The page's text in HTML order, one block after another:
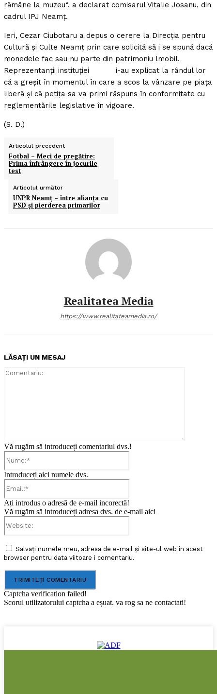
rămâne la muzeu“, a declarat comisarul Vitalie Josanu, din
cadrul IPJ Neamţ.
Ieri, Cezar Ciubotaru a depus o cerere la Direcţia pentru
Cultură şi Culte Neamţ prin care solicită să i se spună dacă
monedele fac sau nu parte din patrimoniu lmobil.
Reprezentanţii instituţiei i-au explicat la rândul lor
că a greşit în momentul în care a scos la vânzare pe piaţa
liberă şi că petiţa sa va primi răspuns în conformitate cu
reglementările legislative în vigoare.
(S. D.)
Articolul precedent
Fotbal – Meci de pregătire:
Prima înfrângere în jocurile
test
Articolul următor
UNPR Neamţ – între alianţa cu
PSD şi pierderea primarilor
Realitatea Media
https://www.realitateamedia.ro/
LĂSAȚI UN MESAJ
Vă rugăm să introduceți comentariul dvs.!
Introduceți aici numele dvs.
Ați introdus o adresă de e-mail incorectă!
Vă rugăm să introduceți adresa dvs. de e-mail aici
Salvați numele meu, adresa de e-mail și site-ul web în acest
browser pentru data viitoare i comentariu.
Captcha verification failed!
Scorul utilizatorului captcha a eșuat. va rog sa ne contactati!